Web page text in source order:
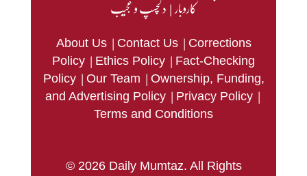
کاروبار|دلچسپ و عجیب
About Us | Contact Us | Corrections
Policy | Ethics Policy | Fact-Checking
Policy | Our Team | Ownership, Funding,
and Advertising Policy | Privacy Policy |
Terms and Conditions
© 2026 Daily Mumtaz. All Rights